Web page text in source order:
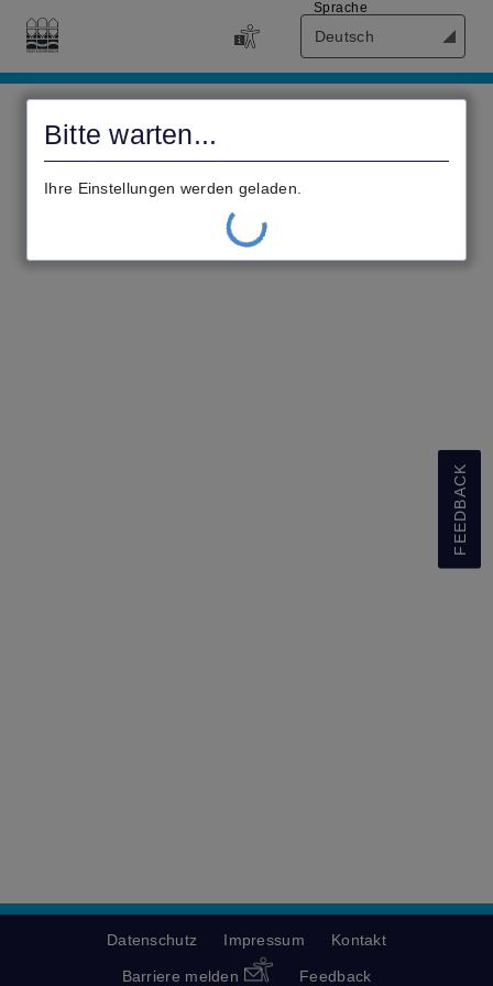
Bitte warten...
Ihre Einstellungen werden geladen.
Deutsch
Sprache
Civento
FEEDBACK
Datenschutz Impressum Kontakt
Barriere melden Feedback